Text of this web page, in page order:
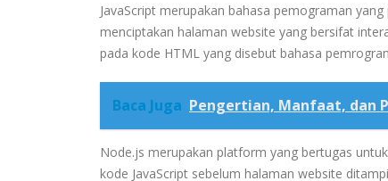
JavaScript merupakan bahasa pemograman
menciptakan halaman website yang bersifat
pada kode HTML yang disebut bahasa
Baca Juga Pengertian, Manfaat, dan
Node.js merupakan platform yang bertugas
kode JavaScript sebelum halaman website